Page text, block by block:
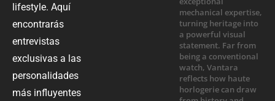
lifestyle. Aquí
encontrarás
entrevistas
exclusivas a las
personalidades
más influyentes